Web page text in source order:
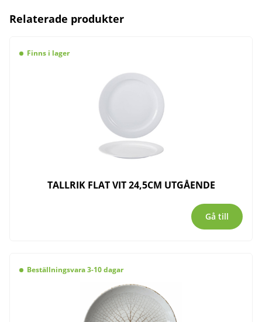
Relaterade produkter
Finns i lager
TALLRIK FLAT VIT 24,5CM UTGÅENDE
Gå till
Beställningsvara 3-10 dagar